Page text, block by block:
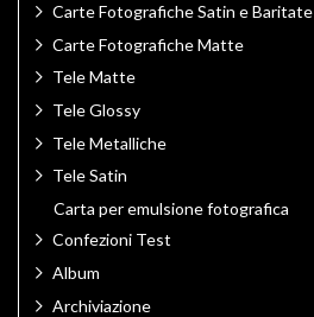
Carte Fotografiche Satin e Baritate
Carte Fotografiche Matte
Tele Matte
Tele Glossy
Tele Metalliche
Tele Satin
Carta per emulsione fotografica
Confezioni Test
Album
Archiviazione